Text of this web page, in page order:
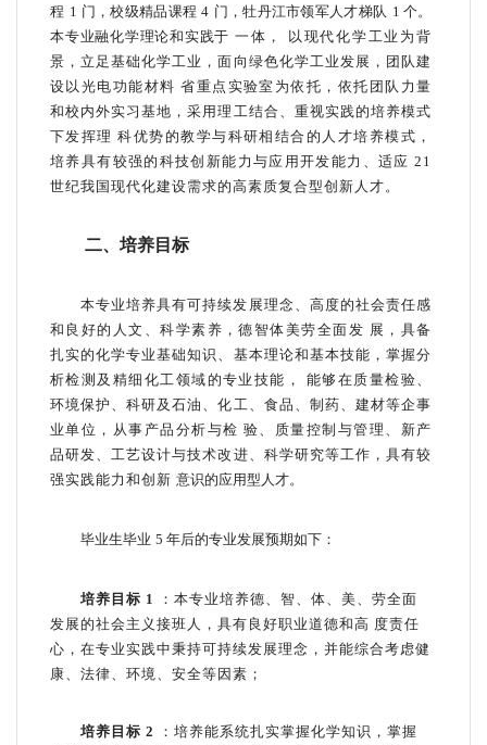
程 1 门，校级精品课程 4 门，牡丹江市领军人才梯队 1 个。
本专业融化学理论和实践于 一体，
以现代化学工业为背
景，立足基础化学工业，面向绿色化学工业发展，团队建
设以光电功能材料 省重点实验室为依托，依托团队力量
和校内外实习基地，采用理工结合、重视实践的培养模式
下发挥理 科优势的教学与科研相结合的人才培养模式，
培养具有较强的科技创新能力与应用开发能力、适应 21
世纪我国现代化建设需求的高素质复合型创新人才。
二、培养目标
本专业培养具有可持续发展理念、高度的社会责任感
和良好的人文、科学素养，德智体美劳全面发 展，具备
扎实的化学专业基础知识、基本理论和基本技能，掌握分
析检测及精细化工领域的专业技能，
能够在质量检验、
环境保护、科研及石油、化工、食品、制药、建材等企事
业单位，从事产品分析与检 验、质量控制与管理、新产
品研发、工艺设计与技术改进、科学研究等工作，具有较
强实践能力和创新 意识的应用型人才。
毕业生毕业 5 年后的专业发展预期如下：
培养目标 1
：本专业培养德、智、体、美、劳全面
发展的社会主义接班人，具有良好职业道德和高 度责任
心，在专业实践中秉持可持续发展理念，并能综合考虑健
康、法律、环境、安全等因素；
培养目标 2
：培养能系统扎实掌握化学知识，掌握